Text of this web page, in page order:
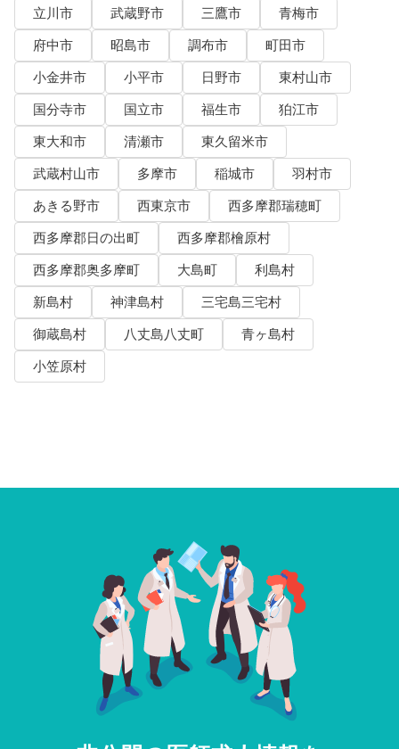
立川市
武蔵野市 三鷹市
青梅市
府中市
昭島市 調布市
町田市
小金井市
小平市 日野市
東村山市
国分寺市
国立市 福生市
狛江市
東大和市
清瀬市
東久留米市
武蔵村山市
多摩市 稲城市
羽村市
あきる野市
西東京市
西多摩郡瑞穂町
西多摩郡日の出町
西多摩郡檜原村
西多摩郡奥多摩町
大島町
利島村
新島村
神津島村
三宅島三宅村
御蔵島村
八丈島八丈町
青ヶ島村
小笠原村